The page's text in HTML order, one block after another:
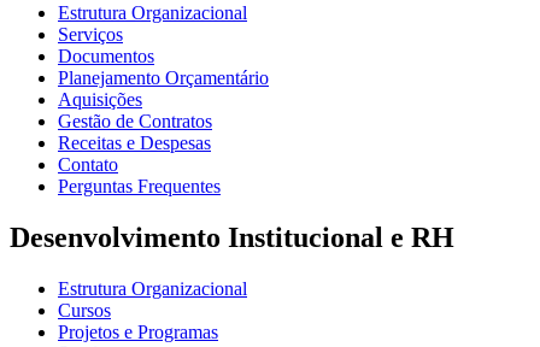
Estrutura Organizacional
Serviços
Documentos
Planejamento Orçamentário
Aquisições
Gestão de Contratos
Receitas e Despesas
Contato
Perguntas Frequentes
Desenvolvimento Institucional e RH
Estrutura Organizacional
Cursos
Projetos e Programas